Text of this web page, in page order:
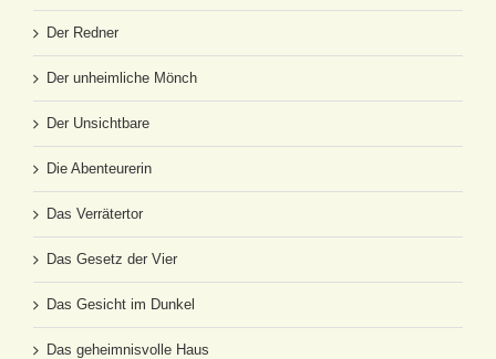
Der Redner
Der unheimliche Mönch
Der Unsichtbare
Die Abenteurerin
Das Verrätertor
Das Gesetz der Vier
Das Gesicht im Dunkel
Das geheimnisvolle Haus